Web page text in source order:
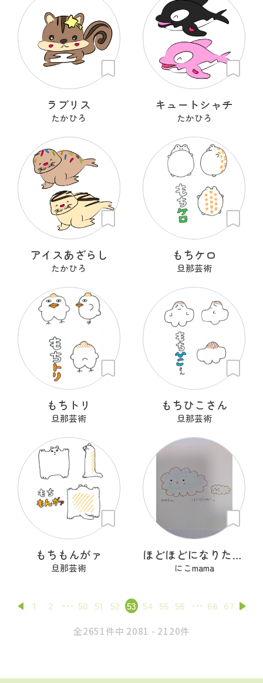
ラブリス
たかひろ
キュートシャチ
たかひろ
アイスあざらし
たかひろ
もちケロ
旦那芸術
もちトリ
旦那芸術
もちひこさん
旦那芸術
もちもんがァ
旦那芸術
ほどほどになりたいもくもくちゃん。
にこmama
1 2 50 51 52 53 54 55 56 66 67
全2651件中 2081 - 2120件